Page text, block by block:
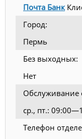
Почта Банк
Город:
Пермь
Без выходных:
Нет
Обслуживание
ср., пт.:
Телефон